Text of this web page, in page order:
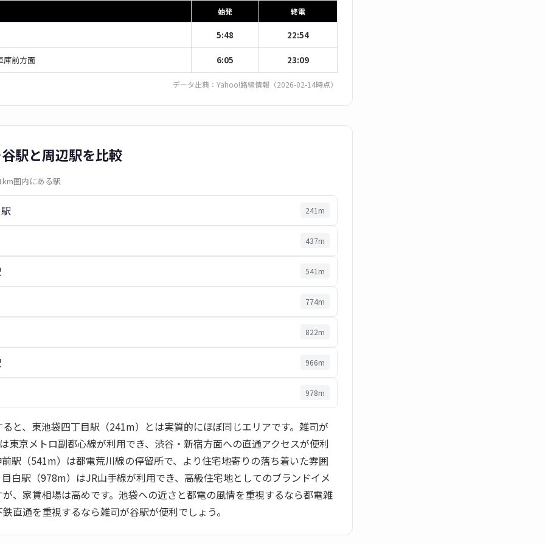
始発 終電
5:48 22:54
庫前方面 6:05 23:09
データ出典： Yahoo!路線情報 （2026-02-14時点）
駅と周辺駅を比較
圏内にある駅
241m
437m
541m
774m
822m
966m
978m
と、東池袋四丁目駅（241m）とは実質的にほぼ同じエリアです。雑司が
東京メトロ副都心線が利用でき、渋谷・新宿方面への直通アクセスが便利
駅（541m）は都電荒川線の停留所で、より住宅地寄りの落ち着いた雰囲
白駅（978m）はJR山手線が利用でき、高級住宅地としてのブランドイメ
、家賃相場は高めです。池袋への近さと都電の風情を重視するなら都電雑
直通を重視するなら雑司が谷駅が便利でしょう。